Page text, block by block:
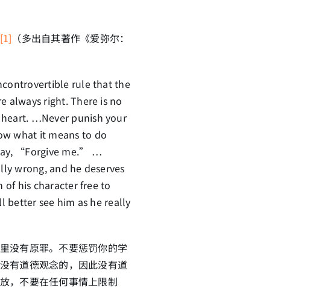
[1] （多出自其著作《爱弥尔：
rule that the
always right. There is no
…Never punish your
what it means to do
“Forgive me.” …
wrong, and he deserves
his character free to
better see him as he really
没有原罪。不要惩罚你的学
道德观念的，因此没有道
，不要在任何事情上限制